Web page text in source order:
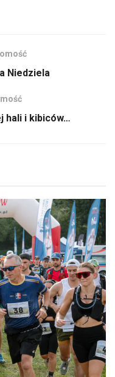
Niedziela
hali i kibiców…